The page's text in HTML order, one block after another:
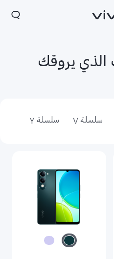
الذي يروقك
سلسلة V سلسلة Y